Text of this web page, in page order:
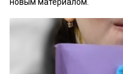
новым материалом.